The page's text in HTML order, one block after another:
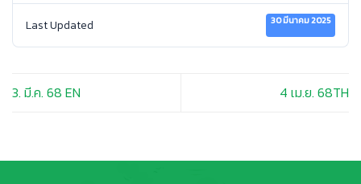
Last Updated 30 มีนาคม 2025
3. มี.ค. 68 EN 4 เม.ย. 68TH